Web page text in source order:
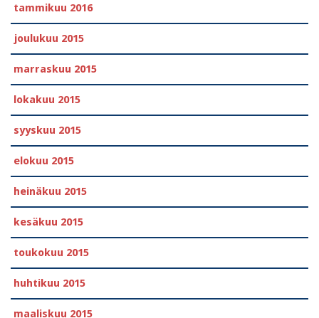
tammikuu 2016
joulukuu 2015
marraskuu 2015
lokakuu 2015
syyskuu 2015
elokuu 2015
heinäkuu 2015
kesäkuu 2015
toukokuu 2015
huhtikuu 2015
maaliskuu 2015